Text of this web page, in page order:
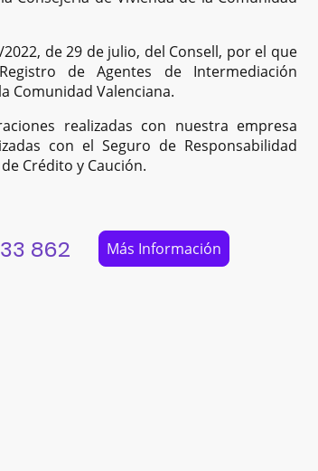
de 29 de julio, del Consell, por el que
de Agentes de Intermediación
Comunidad Valenciana.
realizadas con nuestra empresa
con el Seguro de Responsabilidad
Crédito y Caución.
862 Más Información